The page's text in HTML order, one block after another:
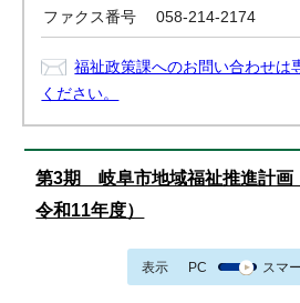
ファクス番号 058-214-2174
福祉政策課へのお問い合わせは
ください。
第3期 岐阜市地域福祉推進計画
令和11年度）
表示 PC スマ